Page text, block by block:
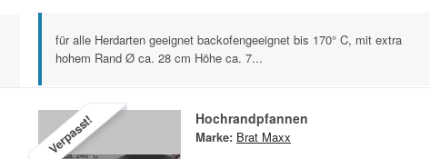
für alle Herdarten geeignet backofengeeignet bis 170° C, mit extra
hohem Rand Ø ca. 28 cm Höhe ca. 7...
Verpasst! Hochrandpfannen
Marke: Brat Maxx